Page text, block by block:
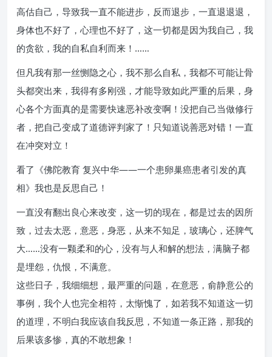
高估自己，导致我一直不能进步，反而退步，一直退退退，
身体也不好了，心理也不好了，这一切都是因为我自己，我
的贪欲，我的自私自利而来！……
但凡我有那一丝恻隐之心，我不那么自私，我都不可能让骨
头都突出来，我得有多刚强，才能导致如此严重的后果，身
心各个方面真的是需要快速恶补改变啊！没把自己当做修行
者，把自己变成了道德评判家了！只知道说善恶对错！一直
在冲突对立！
看了《佛陀教育 复兴中华——一个患卵巢癌患者引发的真
相》我也是反思自己！
一直没有翻出良心来改变，这一切的现在，都是过去的因所
致，过去太恶，意恶，身恶，从来不知足，玻璃心，还脾气
大……没有一颗柔和的心，没有与人和解的想法，满脑子都
是埋怨，仇恨，不满意。
这些日子，我细细想，最严重的问题，在意恶，俞静意公的
事例，我个人也完全相符，太惭愧了，如若我不知道这一切
的道理，不明白我应该自我反思，不知道一条正路，那我的
后果该多惨，真的不敢想象！